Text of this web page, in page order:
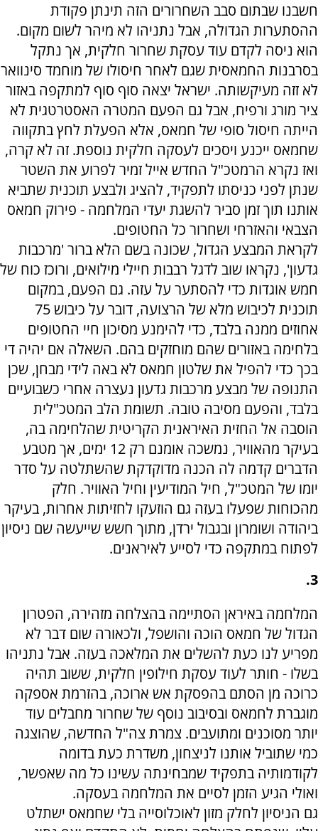
חשבנו שבתום סבב השחרורים הזה תינתן פקודת
ההסתערות הגדולה, אבל נתניהו לא מיהר לשום מקום.
הוא ניסה לקדם עוד עסקת שחרור חלקית, אך נתקל
בסרבנות החמאסית שגם לאחר חיסולו של מוחמד סינוואר
לא זזה מעיקשותה. ישראל יצאה סוף סוף למתקפה באזור
ציר מורג ורפיח, אבל גם הפעם המטרה האסטרטגית לא
הייתה חיסול סופי של חמאס, אלא הפעלת לחץ בתקווה
שחמאס ייכנע ויסכים לעסקה חלקית נוספת. זה לא קרה,
ואז נקרא הרמטכ"ל החדש אייל זמיר לפרוע את השטר
שנתן לפני כניסתו לתפקיד, להציג ולבצע תוכנית שתביא
אותנו תוך זמן סביר להשגת יעדי המלחמה - פירוק חמאס
הצבאי והאזרחי ושחרור כל החטופים.
לקראת המבצע הגדול, שכונה בשם הלא ברור 'מרכבות
גדעון', נקראו שוב לדגל רבבות חיילי מילואים, ורוכז כוח של
חמש אוגדות כדי להסתער על עזה. גם הפעם, במקום
תוכנית לכיבוש מלא של הרצועה, דובר על כיבוש 75
אחוזים ממנה בלבד, כדי להימנע מסיכון חיי החטופים
בלחימה באזורים שהם מוחזקים בהם. השאלה אם יהיה די
בכך כדי להפיל את שלטון חמאס לא באה לידי מבחן, שכן
התנופה של מבצע מרכבות גדעון נעצרה אחרי כשבועיים
בלבד, והפעם מסיבה טובה. תשומת הלב המטכ"לית
הוסבה אל החזית האיראנית הקריטית שהלחימה בה,
בעיקר מהאוויר, נמשכה אומנם רק 12 ימים, אך מטבע
הדברים קדמה לה הכנה מדוקדקת שהשתלטה על סדר
יומו של המטכ"ל, חיל המודיעין וחיל האוויר. חלק
מהכוחות שפעלו בעזה גם הוזעקו לחזיתות אחרות, בעיקר
ביהודה ושומרון ובגבול ירדן, מתוך חשש שייעשה שם ניסיון
לפתוח במתקפה כדי לסייע לאיראנים.
3.
המלחמה באיראן הסתיימה בהצלחה מזהירה, הפטרון
הגדול של חמאס הוכה והושפל, ולכאורה שום דבר לא
מפריע לנו כעת להשלים את המלאכה בעזה. אבל נתניהו
בשלו - חותר לעוד עסקת חילופין חלקית, ששוב תהיה
כרוכה מן הסתם בהפסקת אש ארוכה, בהזרמת אספקה
מוגברת לחמאס ובסיבוב נוסף של שחרור מחבלים עוד
יותר מסוכנים ומתועבים. צמרת צה"ל החדשה, שהוצגה
כמי שתוביל אותנו לניצחון, משדרת כעת בדומה
לקודמותיה בתפקיד שמבחינתה עשינו כל מה שאפשר,
ואולי הגיע הזמן לסיים את המלחמה בעסקה.
גם הניסיון לחלק מזון לאוכלוסייה בלי שחמאס ישתלט